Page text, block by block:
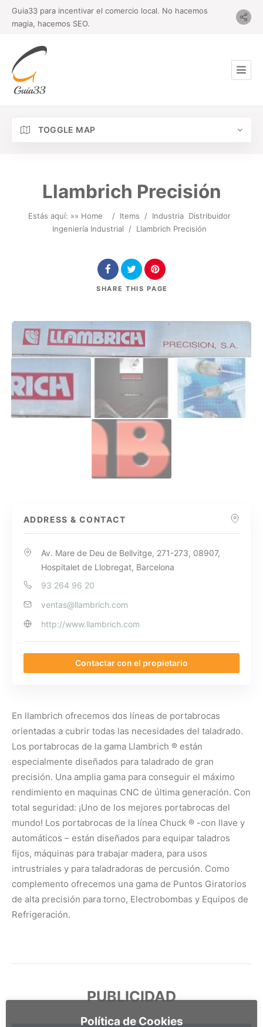
Guia33 para incentivar el comercio local. No hacemos
magia, hacemos SEO.
TOGGLE MAP
Llambrich Precisión
Estás aquí: »» Home / Items / Industria Distribuidor
Ingeniería Industrial
/ Llambrich Precisión
SHARE THIS PAGE
ADDRESS & CONTACT
Av. Mare de Deu de Bellvitge, 271-273, 08907,
Hospitalet de Llobregat, Barcelona
93 264 96 20
ventas@llambrich.com
http://www.llambrich.com
Contactar con el propietario
En llambrich ofrecemos dos líneas de portabrocas
orientadas a cubrir todas las necesidades del taladrado.
Los portabrocas de la gama Llambrich ® están
especialmente diseñados para taladrado de gran
precisión. Una amplia gama para conseguir el máximo
rendimiento en maquinas CNC de última generación. Con
total seguridad: ¡Uno de los mejores portabrocas del
mundo! Los portabrocas de la línea Chuck ® -con llave y
automáticos – están diseñados para equipar taladros
fijos, máquinas para trabajar madera, para usos
intrustriales y para taladradoras de percusión. Como
complemento ofrecemos una gama de Puntos Giratorios
de alta precisión para torno, Electrobombas y Equipos de
Refrigeración.
PUBLICIDAD
Política de Cookies